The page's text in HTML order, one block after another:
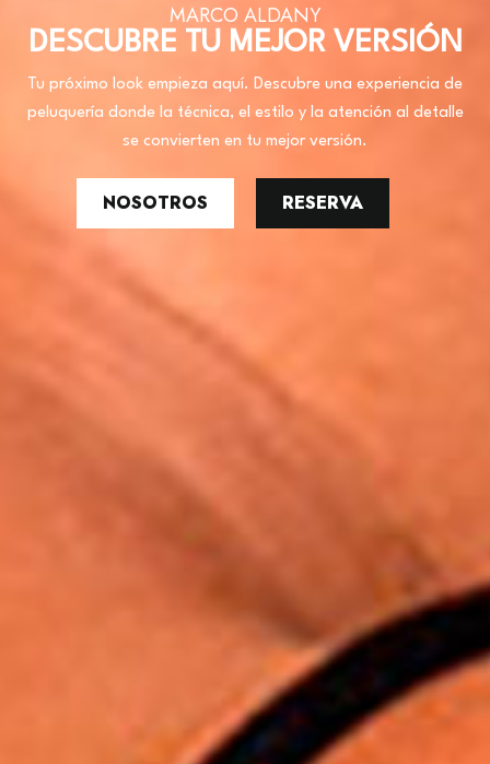
MARCO ALDANY
DESCUBRE TU MEJOR VERSIÓN
Tu próximo look empieza aquí. Descubre una experiencia de
peluquería donde la técnica, el estilo y la atención al detalle
se convierten en tu mejor versión.
NOSOTROS RESERVA